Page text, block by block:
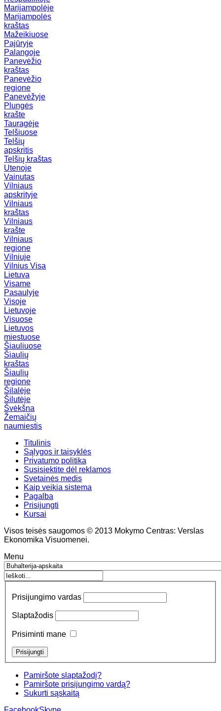
Marijampolėje
Marijampolės
kraštas
Mažeikiuose
Pajūryje
Palangoje
Panevėžio
kraštas
Panevėžio
regione
Panevėžyje
Plungės
krašte
Tauragėje
Telšiuose
Telšių
apskritis
Telšių kraštas
Utenoje
Vainutas
Vilniaus
apskrityje
Vilniaus
kraštas
Vilniaus
krašte
Vilniaus
regione
Vilniuje
Vilnius Visa
Lietuva
Visame
Pasaulyje
Visoje
Lietuvoje
Visuose
Lietuvos
miestuose
Šiauliuose
Šiaulių
kraštas
Šiaulių
regione
Šilalėje
Šilutėje
Švėkšna
Žemaičių
naumiestis
Titulinis
Sąlygos ir taisyklės
Privatumo politika
Susisiektite dėl reklamos
Svetainės medis
Kaip veikia sistema
Pagalba
Prisijungti
Kursai
Visos teisės saugomos © 2013 Mokymo Centras: Verslas
Ekonomika Visuomenei.
Menu
Prisijungimo vardas
Slaptažodis
Prisiminti mane
Pamiršote slaptažodį?
Pamiršote prisijungimo vardą?
Sukurti sąskaitą